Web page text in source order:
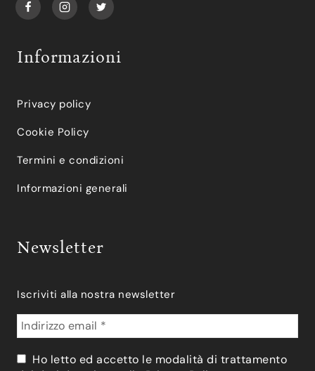
Informazioni
Privacy policy
Cookie Policy
Termini e condizioni
Informazioni generali
Newsletter
Iscriviti alla nostra newsletter
Ho letto ed accetto le modalità di trattamento